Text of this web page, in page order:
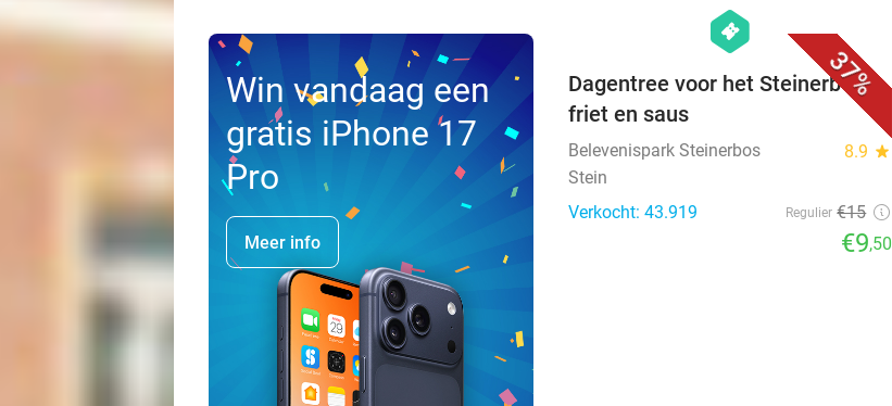
Win vandaag een
gratis iPhone 17
Pro
Meer info
37%
hexagon
events
Dagentree voor het Steinerbos +
friet en saus
Belevenispark Steinerbos 8.9 star
Stein
Verkocht: 43.919
Regulier €15
€9,50